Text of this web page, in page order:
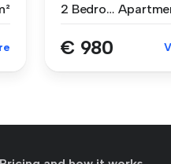
2 Bedrooms
€ 980